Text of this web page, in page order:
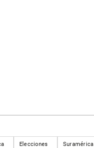
Elecciones Suramérica